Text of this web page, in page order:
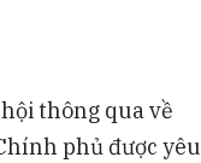
thông qua về
phủ được yêu